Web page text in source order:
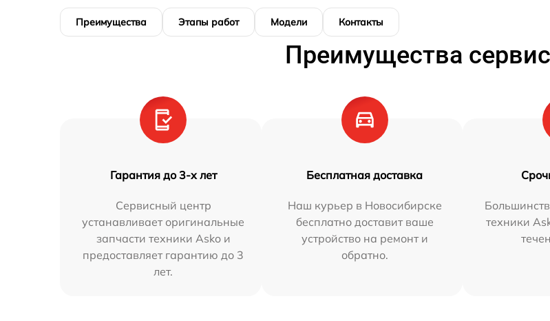
Преимущества Этапы работ Модели Контакты
Преимущества
Гарантия до 3-х лет
Сервисный центр
устанавливает оригинальные
запчасти техники Asko и
предоставляет гарантию до 3
лет.
Бесплатная доставка
Наш курьер в Новосибирске
бесплатно доставит ваше
устройство на ремонт и
обратно.
техники